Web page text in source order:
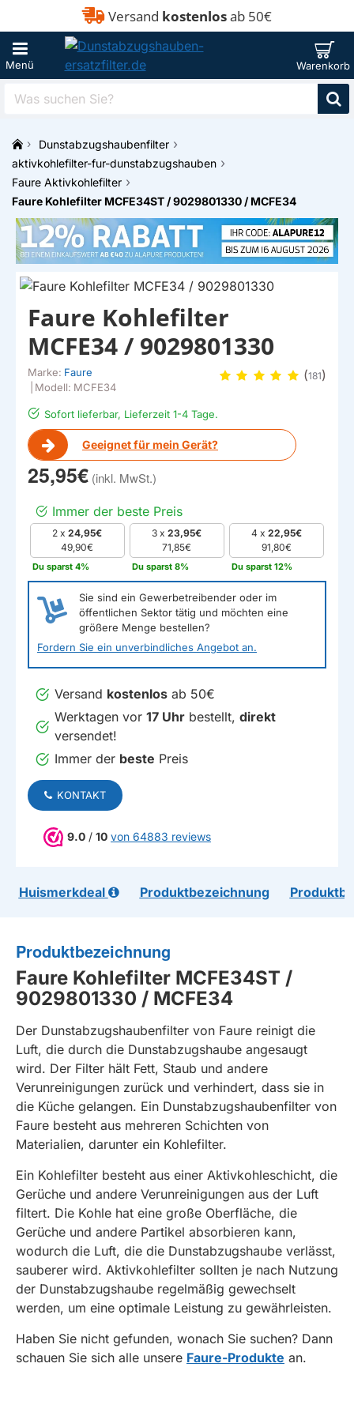
Versand kostenlosab 50€
Was
m
e
Dunstabzugshaubenfilter
aktivkohlefilter-fur-dunstabzugshauben
Faure Aktivkohlefilter
Faure Kohlefilter MCFE34ST / 9029801330 / MCFE34
Sofort lieferbar, Lieferzeit 1-4 Tage.
Geeignet für mein Gerät?
Faure Kohlefilter
MCFE34 / 9029801330
Marke: Faure
Modell: MCFE34
(181)
25,95€
Immer der beste Preis
2 x24,95€
49,90€
Du sparst 4%
3 x23,95€
71,85€
Du sparst 8%
4 x 22,95€
91,80€
Du sparst 12%
Sie sind ein Gewerbetreibender oder im
öffentlichen Sektor tätig und möchten eine
größere Menge bestellen?
Fordern Sie ein unverbindliches Angebot an.
Versand kostenlos ab 50€
Werktagen vor 17 Uhr bestellt, direkt
versendet!
Immer der beste Preis
KONTAKT
9.0 / 10 von 64883 reviews
Huismerkdeal Produktbezeichnung
Produktbezeichnung
Faure Kohlefilter MCFE34ST /
9029801330 / MCFE34
Der Dunstabzugshaubenfilter von Faure reinigt die
Luft, die durch die Dunstabzugshaube angesaugt
wird. Der Filter hält Fett, Staub und andere
Verunreinigungen zurück und verhindert, dass sie in
die Küche gelangen. Ein Dunstabzugshaubenfilter von
Faure besteht aus mehreren Schichten von
Materialien, darunter ein Kohlefilter.
Ein Kohlefilter besteht aus einer Aktivkohleschicht, die
Gerüche und andere Verunreinigungen aus der Luft
filtert. Die Kohle hat eine große Oberfläche, die
Gerüche und andere Partikel absorbieren kann,
wodurch die Luft, die die Dunstabzugshaube verlässt,
sauberer wird. Aktivkohlefilter sollten je nach Nutzung
der Dunstabzugshaube regelmäßig gewechselt
werden, um eine optimale Leistung zu gewährleisten.
Haben Sie nicht gefunden, wonach Sie suchen? Dann
schauen Sie sich alle unsere Faure-Produkte an.